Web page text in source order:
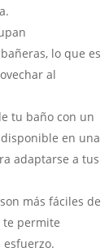
lo que es
al
tu baño con un
en una
adaptarse a tus
más fáciles de
te permite